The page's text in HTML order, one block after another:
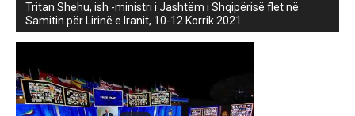
Tritan Shehu, ish -ministri i Jashtëm i Shqipërisë flet në
Samitin për Lirinë e Iranit, 10-12 Korrik 2021